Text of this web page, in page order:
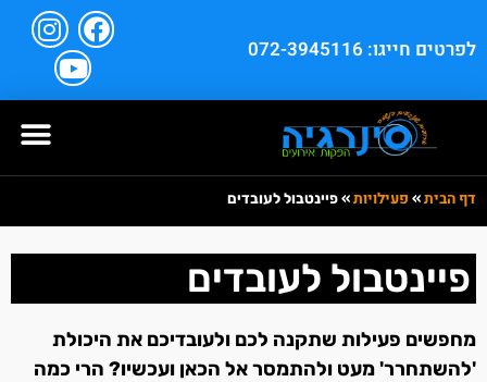
לפרטים חייגו: 072-3945116
דף הבית»פעילויות»פיינטבול לעובדים
פיינטבול לעובדים
מחפשים פעילות שתקנה לכם ולעובדיכם את היכולת
'להשתחרר' מעט ולהתמסר אל הכאן ועכשיו? הרי כמה